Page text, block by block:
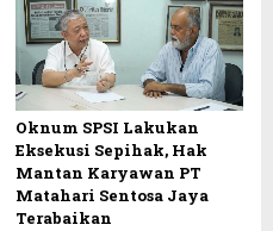
Oknum SPSI Lakukan
Eksekusi Sepihak, Hak
Mantan Karyawan PT
Matahari Sentosa Jaya
Terabaikan